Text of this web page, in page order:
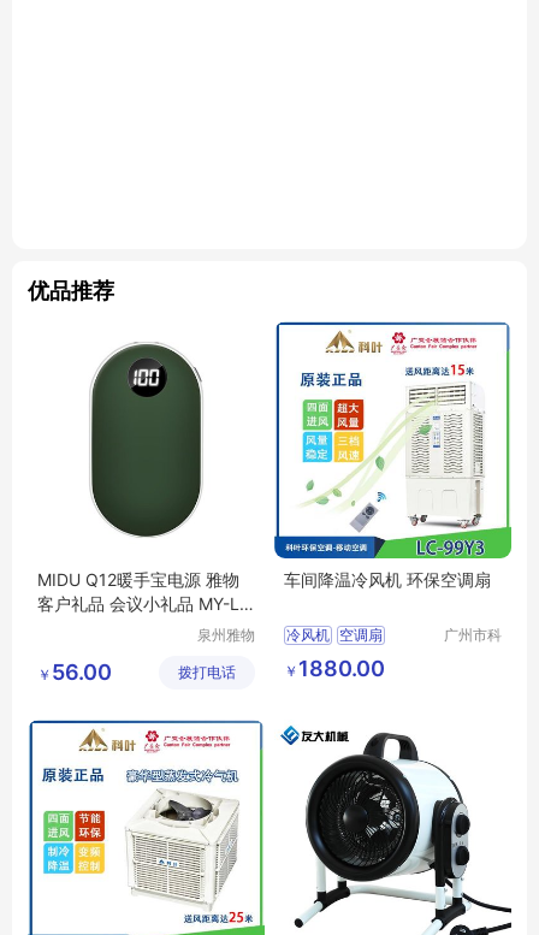
优品推荐
MIDU Q12暖手宝电源 雅物
客户礼品 会议小礼品 MY-LX
泉州雅物
公司
￥ 56.00 拨打电话
车间降温冷风机 环保空调扇
冷风机 空调扇
广州市科
￥ 1880.00